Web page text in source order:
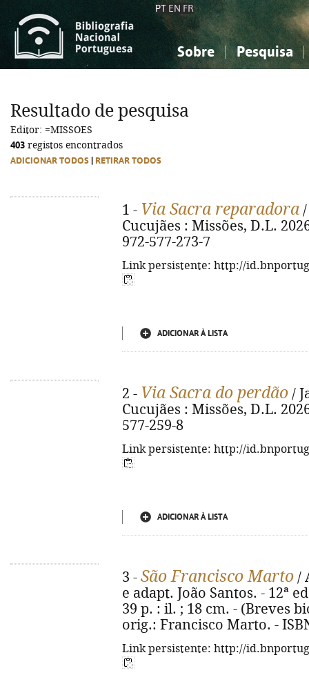
PT EN FR
Sobre Pesquisa
Ciências sociais...
Ciências sociais...
Resultado de pesquisa
Editor: =MISSOES
403 registos encontrados
ADICIONAR TODOS RETIRAR TODOS
1 - Via Sacra reparadora
Cucujães : Missões, D.L.
972-577-273-7
Link persistente: http://
ADICIONAR À LISTA
2 - Via Sacra do perdão /
Cucujães : Missões, D.L.
577-259-8
Link persistente: http://
ADICIONAR À LISTA
3 - São Francisco Marto /
e adapt. João Santos. - 12ª
39 p. : il. ; 18 cm. - (Breves
orig.: Francisco Marto. -
Link persistente: http://